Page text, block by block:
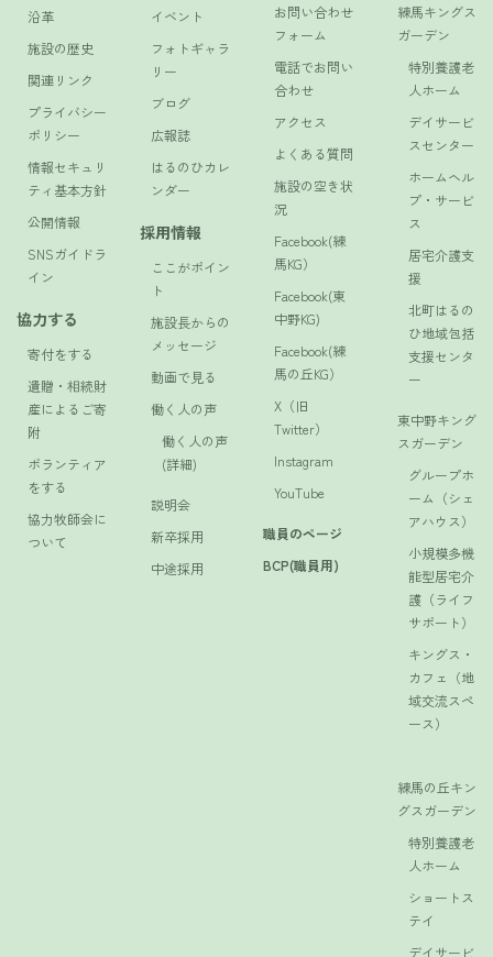
沿革
施設の歴史
関連リンク
プライバシー
ポリシー
情報セキュリ
ティ基本方針
公開情報
SNSガイドラ
イン
協力する
寄付をする
遺贈・相続財
産によるご寄
附
ボランティア
をする
協力牧師会に
ついて
イベント
フォトギャラ
リー
ブログ
広報誌
はるのひカレ
ンダー
採用情報
ここがポイン
ト
施設長からの
メッセージ
動画で見る
働く人の声
働く人の声
(詳細)
説明会
新卒採用
中途採用
お問い合わせ
フォーム
電話でお問い
合わせ
アクセス
よくある質問
施設の空き状
況
Facebook(練
馬KG）
Facebook(東
中野KG)
Facebook(練
馬の丘KG）
X（旧
Twitter）
Instagram
YouTube
職員のページ
BCP(職員用)
練馬キングス
ガーデン
特別養護老
人ホーム
デイサービ
スセンター
ホームヘル
プ・サービ
ス
居宅介護支
援
北町はるの
ひ地域包括
支援センタ
ー
東中野キング
スガーデン
グループホ
ーム（シェ
アハウス）
小規模多機
能型居宅介
護（ライフ
サポート）
キングス・
カフェ（地
域交流スペ
ース）
練馬の丘キン
グスガーデン
特別養護老
人ホーム
ショートス
テイ
デイサービ